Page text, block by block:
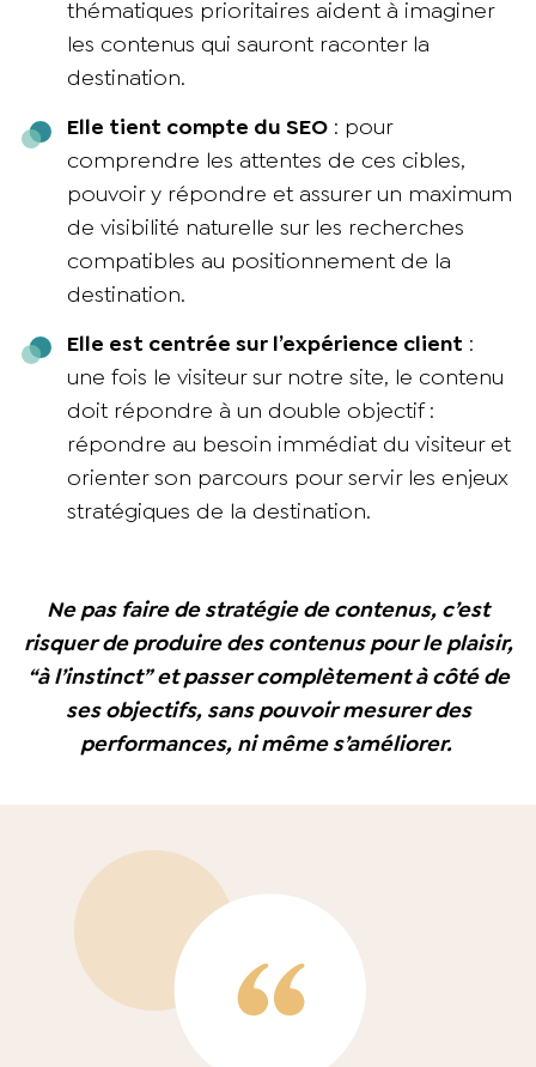
thématiques prioritaires aident à imaginer
les contenus qui sauront raconter la
destination.
Elle tient compte du SEO: pour
comprendre les attentes de ces cibles,
pouvoir y répondre et assurer un maximum
de visibilité naturelle sur les recherches
compatibles au positionnement de la
destination.
Elle est centrée sur l’expérience client :
une fois le visiteur sur notre site, le contenu
doit répondre à un double objectif :
répondre au besoin immédiat du visiteur et
orienter son parcours pour servir les enjeux
stratégiques de la destination.
Ne pas faire de stratégie de contenus, c’est
risquer de produire des contenus pour le plaisir,
“à l’instinct” et passer complètement à côté de
ses objectifs, sans pouvoir mesurer des
performances, ni même s’améliorer.